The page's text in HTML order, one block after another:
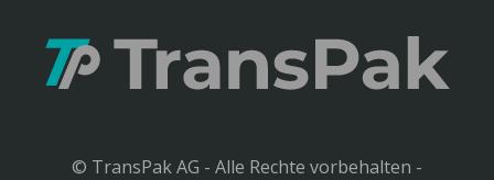
© TransPak AG - Alle Rechte vorbehalten -